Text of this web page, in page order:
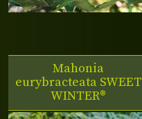
Mahonia
eurybracteata SWEET
WINTER®